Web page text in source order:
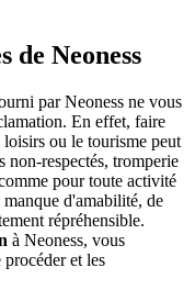
Neoness
par Neoness ne vous
En effet, faire
loisirs ou le tourisme peut
non-respectés, tromperie
pour toute activité
d'amabilité, de
répréhensible.
à Neoness, vous
et les